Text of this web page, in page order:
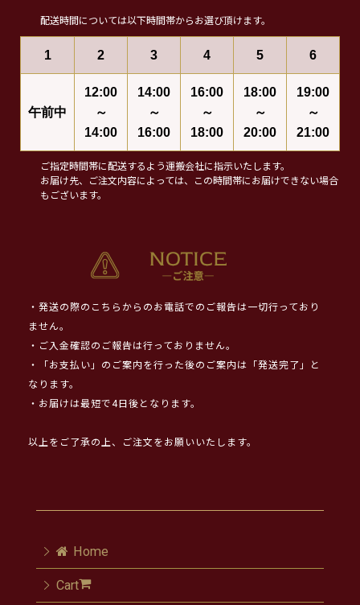
配送時間については以下時間帯からお選び頂けます。
1 2 3 4 5 6
午前中
12:00
～
14:00
14:00
～
16:00
16:00
～
18:00
18:00
～
20:00
19:00
～
21:00
ご指定時間帯に配送するよう運搬会社に指示いたします。
お届け先、ご注文内容によっては、この時間帯にお届けできない場合
もございます。
・発送の際のこちらからのお電話でのご報告は一切行っており
ません。
・ご入金確認のご報告は行っておりません。
・「お支払い」のご案内を行った後のご案内は「発送完了」と
なります。
・お届けは最短で4日後となります。
以上をご了承の上、ご注文をお願いいたします。
Home
Cart